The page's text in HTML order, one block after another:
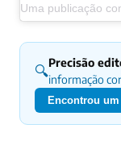
🔍Precisão
informação
Encontrou